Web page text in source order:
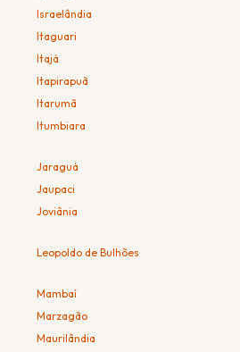
Israelândia
Itaguari
Itajá
Itapirapuã
Itarumã
Itumbiara
Jaraguá
Jaupaci
Joviânia
Leopoldo de Bulhões
Mambaí
Marzagão
Maurilândia